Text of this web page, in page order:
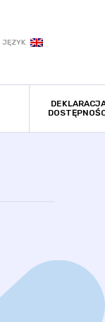
JĘZYK